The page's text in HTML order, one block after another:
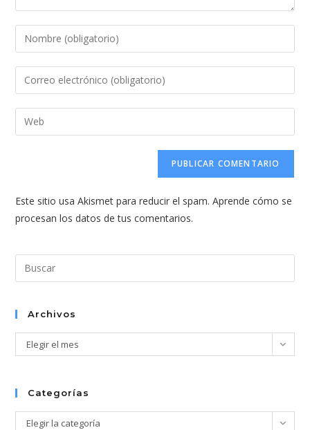
Introduce
tu
nombre
de
usuario
Introduce
tu
dirección
de
comentar
Introduce
la
web
(opcional)
Este sitio usa Akismet para reducir el spam.Aprende cómo se
procesan los datos de tus comentarios.
el
Archivos
Archivos
Elegir el mes
Categorías
Categorías
Elegir la categoría